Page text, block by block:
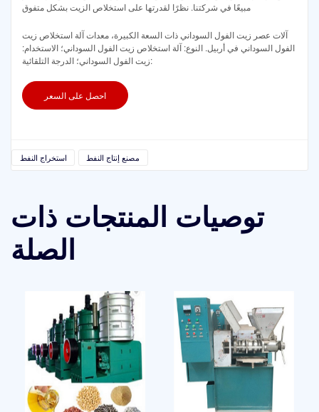
مبيعًا في شركتنا. نظرًا لقدرتها على استخلاص الزيت بشكل متفوق
آلات عصر زيت الفول السوداني ذات السعة الكبيرة، معدات آلة استخلاص زيت
الفول السوداني في أربيل. النوع: آلة استخلاص زيت الفول السوداني؛ الاستخدام:
زيت الفول السوداني؛ الدرجة التلقائية:
احصل على السعر
استخراج النفط مصنع إنتاج النفط
توصيات المنتجات ذات
الصلة